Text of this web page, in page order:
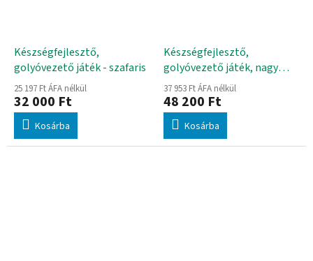
Készségfejlesztő,
golyóvezető játék - szafaris
25 197 Ft ÁFA nélkül
32 000 Ft
Kosárba
Készségfejlesztő,
golyóvezető játék, nagy
méretű
37 953 Ft ÁFA nélkül
48 200 Ft
Kosárba